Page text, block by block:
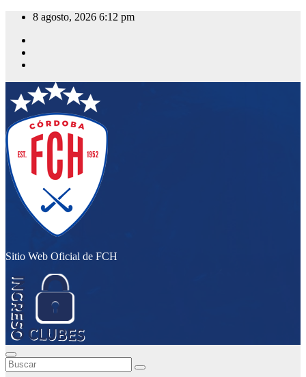
Saltar
contenido
8 agosto, 2026 6:12 pm
Sitio Web Oficial de FCH